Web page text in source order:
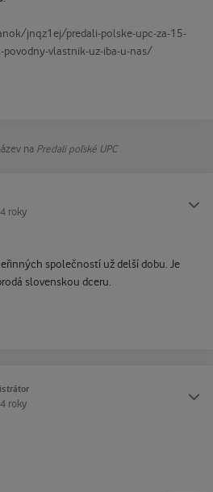
jnqz1ej/predali-polske-upc-za-15-
povodny-vlastnik-uz-iba-u-nas/
na Predali poľské UPC
4 roky
společností už delší dobu. Je
slovenskou dceru.
4 roky